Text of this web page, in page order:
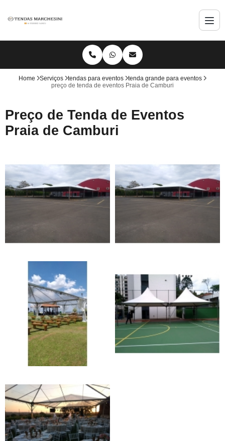
Home Serviços tendas para eventos
tenda grande para eventos
preço de tenda de eventos Praia de Camburi
Preço de Tenda de Eventos
Praia de Camburi